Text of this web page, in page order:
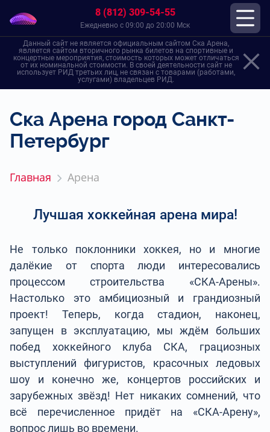
8 (812) 309-54-55
Ежедневно с 09:00 до 20:00 Мск
Данный сайт не является официальным сайтом Ска Арена,
является сайтом вторичного рынка билетов на спортивные и
концертные мероприятия, стоимость которых может отличаться
от их номинальной стоимости. В своей деятельности сайт не
использует РИД третьих лиц, не связан с товарами (работами,
услугами) владельцев РИД.
Ска Арена город Санкт-
Петербург
Главная Арена
Лучшая хоккейная арена мира!
Не только поклонники хоккея, но и многие
далёкие от спорта люди интересовались
процессом строительства «СКА-Арены».
Настолько это амбициозный и грандиозный
проект! Теперь, когда стадион, наконец,
запущен в эксплуатацию, мы ждём больших
побед хоккейного клуба СКА, грациозных
выступлений фигуристов, красочных ледовых
шоу и конечно же, концертов российских и
зарубежных звёзд! Нет никаких сомнений, что
всё перечисленное придёт на «СКА-Арену»,
вопрос лишь во времени.